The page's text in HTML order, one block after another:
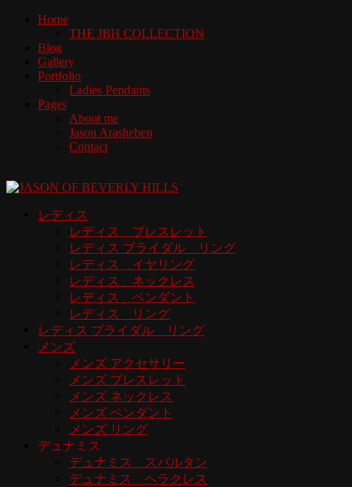
Home
THE JBH COLLECTION
Blog
Gallery
Portfolio
Ladies Pendants
Pages
About me
Jason Arasheben
Contact
レディス
レディス ブレスレット
レディス ブライダル リング
レディス イヤリング
レディス ネックレス
レディス ペンダント
レディス リング
レディス ブライダル リング
メンズ
メンズ アクセサリー
メンズ ブレスレット
メンズ ネックレス
メンズ ペンダント
メンズ リング
デュナミス
デュナミス スパルタン
デュナミス ヘラクレス